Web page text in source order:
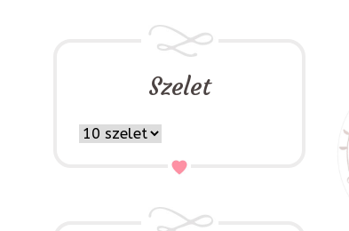
Szelet